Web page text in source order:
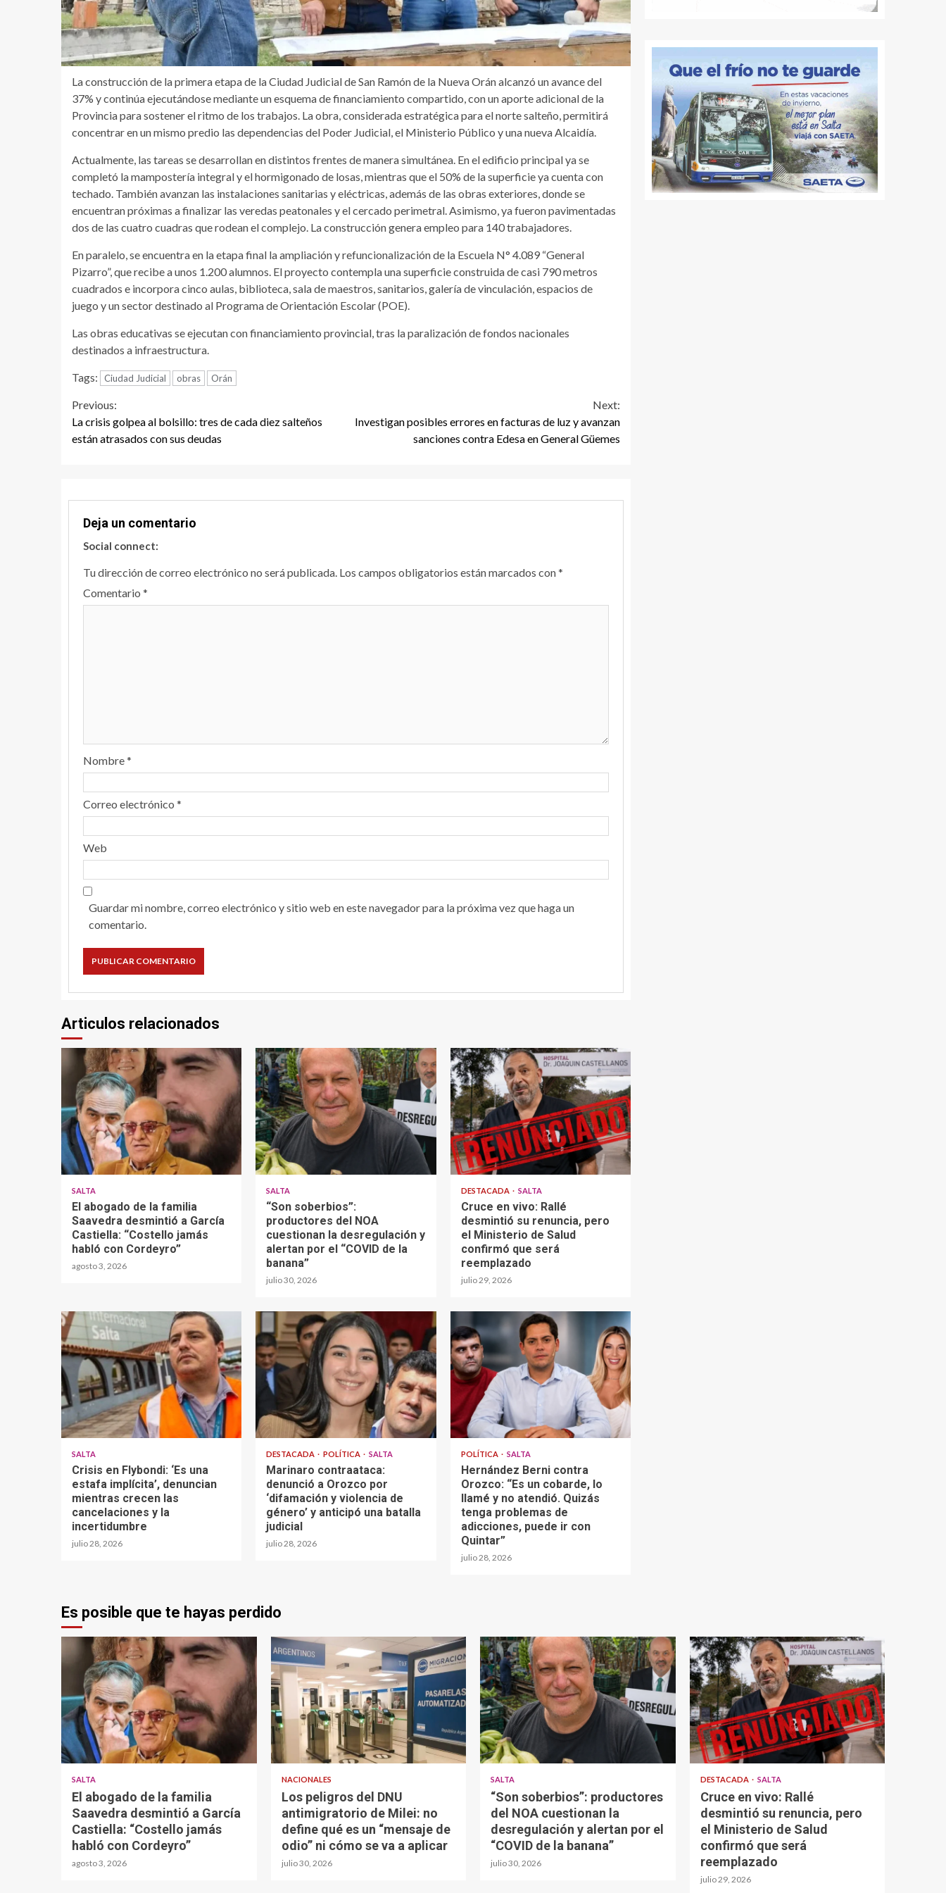
La construcción de la primera etapa de la Ciudad Judicial de San Ramón de la Nueva Orán alcanzó un avance del
37% y continúa ejecutándose mediante un esquema de financiamiento compartido, con un aporte adicional de la
Provincia para sostener el ritmo de los trabajos. La obra, considerada estratégica para el norte salteño, permitirá
concentrar en un mismo predio las dependencias del Poder Judicial, el Ministerio Público y una nueva Alcaidía.
Actualmente, las tareas se desarrollan en distintos frentes de manera simultánea. En el edificio principal ya se
completó la mampostería integral y el hormigonado de losas, mientras que el 50% de la superficie ya cuenta con
techado. También avanzan las instalaciones sanitarias y eléctricas, además de las obras exteriores, donde se
encuentran próximas a finalizar las veredas peatonales y el cercado perimetral. Asimismo, ya fueron pavimentadas
dos de las cuatro cuadras que rodean el complejo. La construcción genera empleo para 140 trabajadores.
En paralelo, se encuentra en la etapa final la ampliación y refuncionalización de la Escuela N° 4.089 “General
Pizarro”, que recibe a unos 1.200 alumnos. El proyecto contempla una superficie construida de casi 790 metros
cuadrados e incorpora cinco aulas, biblioteca, sala de maestros, sanitarios, galería de vinculación, espacios de
juego y un sector destinado al Programa de Orientación Escolar (POE).
Las obras educativas se ejecutan con financiamiento provincial, tras la paralización de fondos nacionales
destinados a infraestructura.
Tags: Ciudad Judicial obras Orán
Continue
Reading
Previous:
La crisis golpea al bolsillo: tres de cada diez salteños
están atrasados con sus deudas
Next:
Investigan posibles errores en facturas de luz y avanzan
sanciones contra Edesa en General Güemes
Deja un comentario
Social connect:
Tu dirección de correo electrónico no será publicada. Los campos obligatorios están marcados con*
Comentario *
Nombre*
Correo electrónico *
Web
Guardar mi nombre, correo electrónico y sitio web en este navegador para la próxima vez que haga un
comentario.
Articulos relacionados
SALTA
El abogado de la familia
Saavedra desmintió a García
Castiella: “Costello jamás
habló con Cordeyro”
agosto 3, 2026
SALTA
“Son soberbios”:
productores del NOA
cuestionan la desregulación y
alertan por el “COVID de la
banana”
julio 30, 2026
DESTACADA SALTA
Cruce en vivo: Rallé
desmintió su renuncia, pero
el Ministerio de Salud
confirmó que será
reemplazado
julio 29, 2026
SALTA
Crisis en Flybondi: ‘Es una
estafa implícita’, denuncian
mientras crecen las
cancelaciones y la
incertidumbre
julio 28, 2026
DESTACADA POLÍTICA SALTA
Marinaro contraataca:
denunció a Orozco por
‘difamación y violencia de
género’ y anticipó una batalla
judicial
julio 28, 2026
POLÍTICA SALTA
Hernández Berni contra
Orozco: “Es un cobarde, lo
llamé y no atendió. Quizás
tenga problemas de
adicciones, puede ir con
Quintar”
julio 28, 2026
Es posible que te hayas perdido
SALTA
El abogado de la familia
Saavedra desmintió a García
Castiella: “Costello jamás
habló con Cordeyro”
agosto 3, 2026
NACIONALES
Los peligros del DNU
antimigratorio de Milei: no
define qué es un “mensaje de
odio” ni cómo se va a aplicar
julio 30, 2026
SALTA
“Son soberbios”: productores
del NOA cuestionan la
desregulación y alertan por el
“COVID de la banana”
julio 30, 2026
DESTACADA SALTA
Cruce en vivo: Rallé
desmintió su renuncia, pero
el Ministerio de Salud
confirmó que será
reemplazado
julio 29, 2026